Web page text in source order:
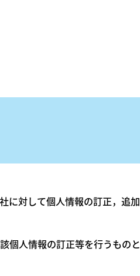
に対して個人情報の訂正，追加
個人情報の訂正等を行うものと